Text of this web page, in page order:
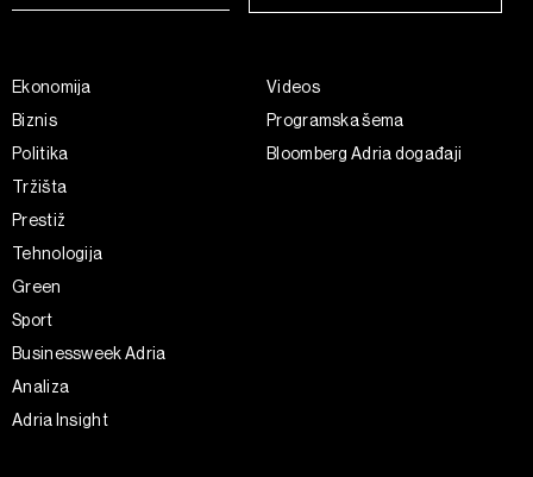
Ekonomija
Biznis
Politika
Tržišta
Prestiž
Tehnologija
Green
Sport
Businessweek Adria
Analiza
Adria Insight
Videos
Programska šema
Bloomberg Adria događaji